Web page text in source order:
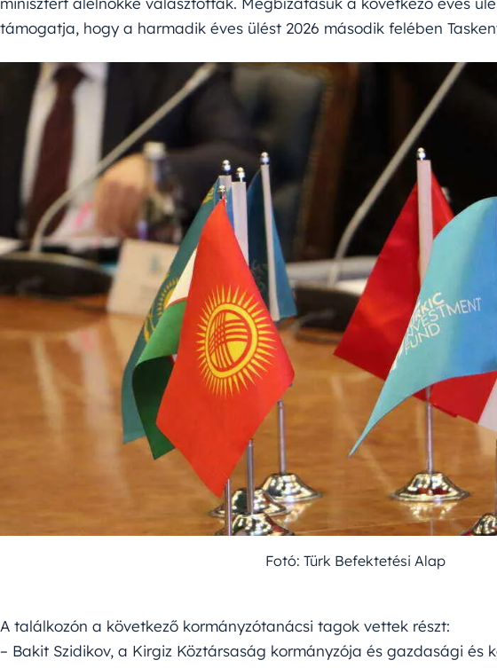
támogatja, hogy a harmadik éves ülést 2026 második felében
Fotó: Türk Befektetési Alap
A találkozón a következő kormányzótanácsi tagok vettek részt:
– Bakit Szidikov, a Kirgiz Köztársaság kormányzója és gazdasági és